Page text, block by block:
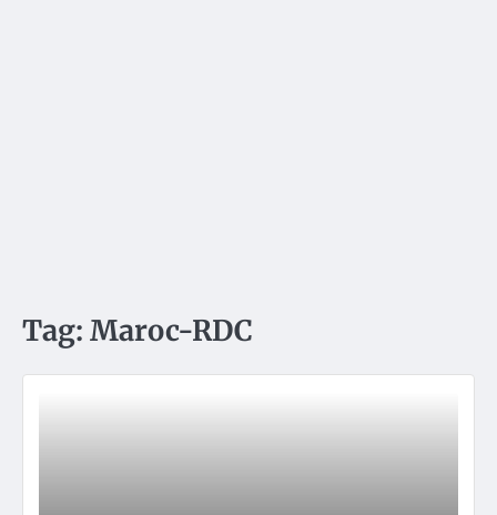
Tag: Maroc-RDC